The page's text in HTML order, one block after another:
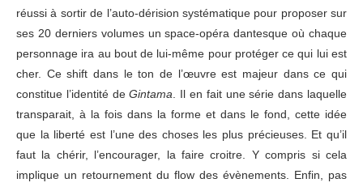
réussi à sortir de l’auto-dérision systématique pour proposer sur
ses 20 derniers volumes un space-opéra dantesque où chaque
personnage ira au bout de lui-même pour protéger ce qui lui est
cher. Ce shift dans le ton de l’œuvre est majeur dans ce qui
constitue l’identité deGintama . Il en fait une série dans laquelle
transparait, à la fois dans la forme et dans le fond, cette idée
que la liberté est l’une des choses les plus précieuses. Et qu’il
faut la chérir, l’encourager, la faire croitre. Y compris si cela
implique un retournement du flow des évènements. Enfin, pas